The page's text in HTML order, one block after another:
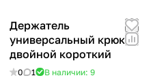
Держатель
универсальный крюк
двойной короткий
0 1 В наличии: 9